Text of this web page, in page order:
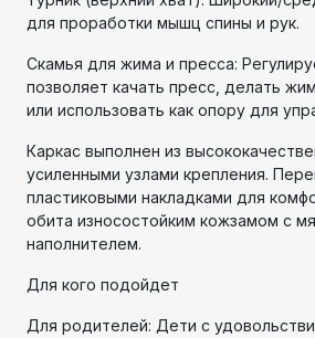
для проработки мышц спины и рук.
Скамья для жима и пресса:
позволяет качать пресс, делать
или использовать как опору для
Каркас выполнен из
усиленными узлами крепления.
пластиковыми накладками для
обита износостойким кожзамом с
наполнителем.
Для кого подойдет
Для родителей: Дети с